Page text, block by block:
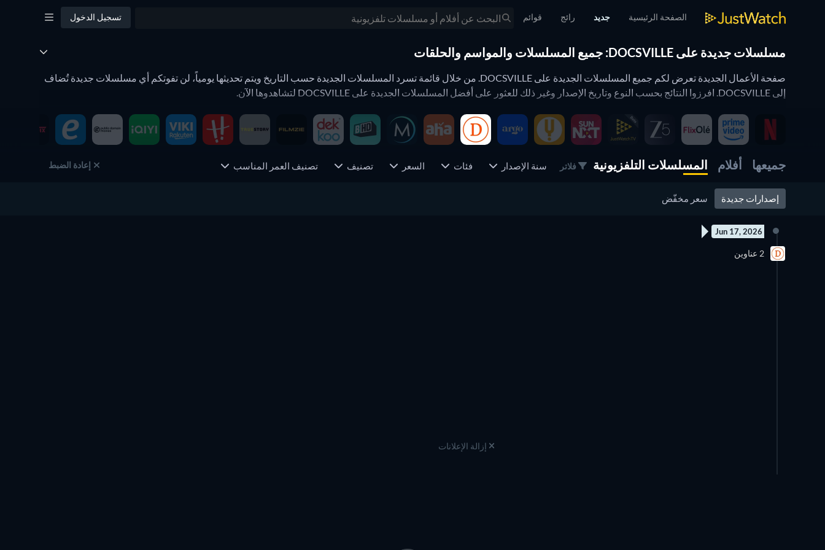
الصفحة الرئيسية جديد رائج قوائم تسجيل الدخول
مسلسلات جديدة على DOCSVILLE: جميع المسلسلات والمواسم والحلقات
صفحة الأعمال الجديدة تعرض لكم جميع المسلسلات الجديدة على DOCSVILLE. من خلال قائمة تسرد المسلسلات الجديدة حسب التاريخ ويتم تحديثها يومياً، لن تفوتكم أي مسلسلات جديدة تُضاف
إلى DOCSVILLE. افرزوا النتائج بحسب النوع وتاريخ الإصدار وغير ذلك للعثور على أفضل المسلسلات الجديدة على DOCSVILLE لتشاهدوها الآن.
فلتر شريط المشاهدة يعمل على صفحة الأعمال الجديدة
تهانينا. أنتم الآن تستخدمون عدة فلاتر في الوقت ذاته. أي مثلاً مجموعة من مختلف مقدمي الخدمة أو أنواع الأعمال أو سنوات الإصدار.
(التي تطالعونها الآن). كما يعمل أيضاً على صفحة المحتوى الرائج وصفحة نتائج البحث.
جميعها أفلام المسلسلات التلفزيونية فلاتر سنة الإصدار فئات السعر تصنيف تصنيف العمر المناسب إعادة الضبط
إصدارات جديدة سعر مخفّض
Jun 17, 2026
2 عناوين
إزالة الإعلانات